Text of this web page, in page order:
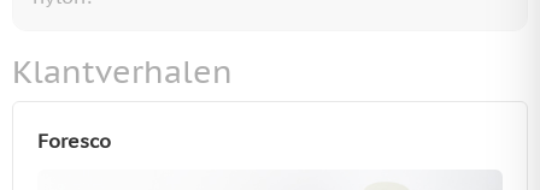
Klantverhalen
Foresco